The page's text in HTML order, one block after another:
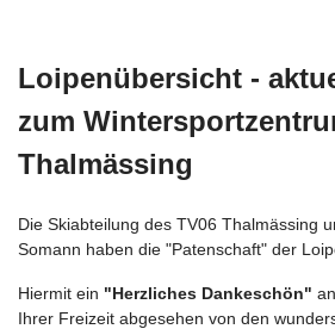
Loipenübersicht -
zum
Thalmässing
Die Skiabteilung des TV06 Thalmässing
Somann haben die "Patenschaft" der
Hiermit ein "Herzliches Dankeschön"
Ihrer Freizeit abgesehen von den